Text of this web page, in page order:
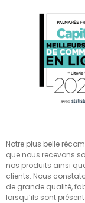
Notre plus belle
que nous recevons
nos produits ainsi
clients. Nous
de grande qualité,
lorsqu’ils sont